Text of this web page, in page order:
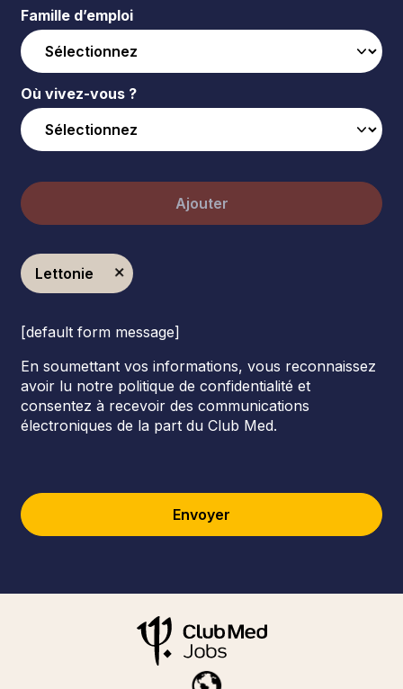
Famille d’emploi
Où vivez-vous ?
Ajouter
Lettonie
[default form message]
En soumettant vos informations, vous reconnaissez
avoir lu notre politique de confidentialité et
consentez à recevoir des communications
électroniques de la part du Club Med.
Envoyer